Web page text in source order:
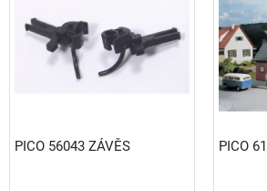
PICO 56043 ZÁVĚS PICO